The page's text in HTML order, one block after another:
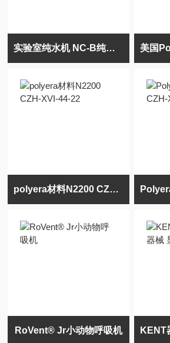
实验室纯水机 NC-B纯水设备
polyera材料N2200 CZH-XVI-44-22
RoVent® Jr小动物呼吸机